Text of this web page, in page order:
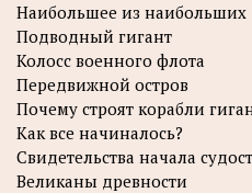
Наибольшее из наибольших
Подводный гигант
Колосс военного флота
Передвижной остров
Почему строят корабли
Как все начиналось?
Свидетельства начала
Великаны древности